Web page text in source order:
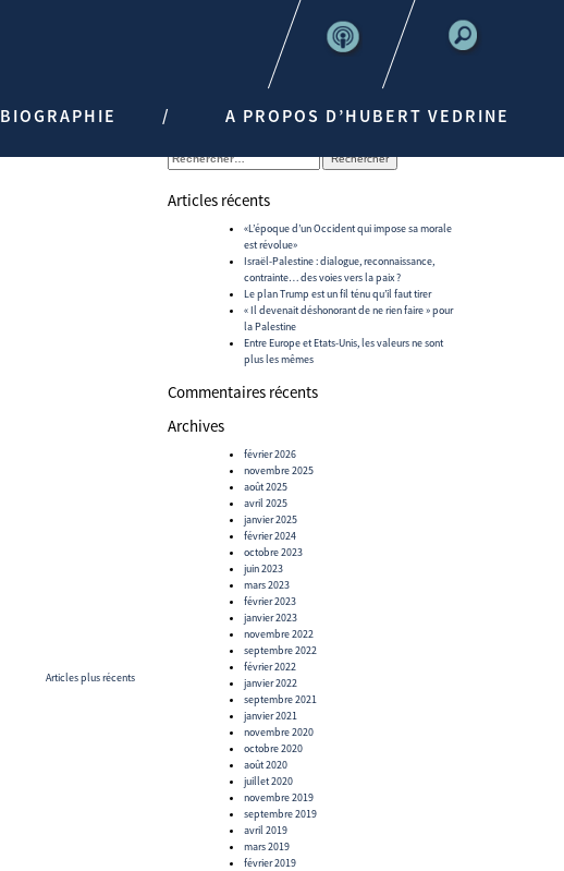
BIOGRAPHIE A PROPOS D’HUBERT VEDRINE
Articles plus récents
Rechercher :
Articles récents
«L’époque d’un Occident qui impose sa morale
est révolue»
Israël-Palestine : dialogue, reconnaissance,
contrainte… des voies vers la paix ?
Le plan Trump est un fil ténu qu’il faut tirer
« Il devenait déshonorant de ne rien faire » pour
la Palestine
Entre Europe et Etats-Unis, les valeurs ne sont
plus les mêmes
Commentaires récents
Archives
février 2026
novembre 2025
août 2025
avril 2025
janvier 2025
février 2024
octobre 2023
juin 2023
mars 2023
février 2023
janvier 2023
novembre 2022
septembre 2022
février 2022
janvier 2022
septembre 2021
janvier 2021
novembre 2020
octobre 2020
août 2020
juillet 2020
novembre 2019
septembre 2019
avril 2019
mars 2019
février 2019